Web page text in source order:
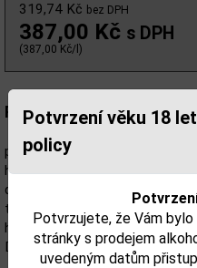
Potvrzení věku 18
policy
Potvrzujete, že Vám
stránky s prodejem
uvedeným datům
319,74 Kč bez DPH
387,00 Kč s DPH
(387,00 Kč/l)
Popis:
proslulého
holandského nápoje. Stirling
dlouhou
tradicí a je považován za
historií.
Dvojitá destilace s jalovcovými